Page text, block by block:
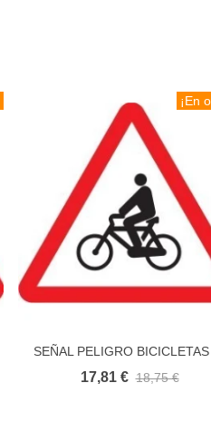
¡En
Añadir al carrito
SEÑAL PELIGRO
CALZADA
17,81 € 18,75 €